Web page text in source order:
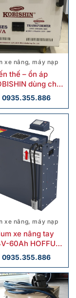
xe nâng, máy nạp
thế – ổn áp
dùng cho
điện
0935.355.886
xe nâng, máy nạp
xe nâng tay
60Ah HOFFUM
EV-NOB
0935.355.886